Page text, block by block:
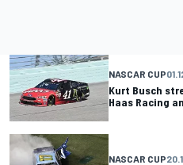
NASCAR CUP
Kurt Busch
Haas Racing an
NASCAR CUP